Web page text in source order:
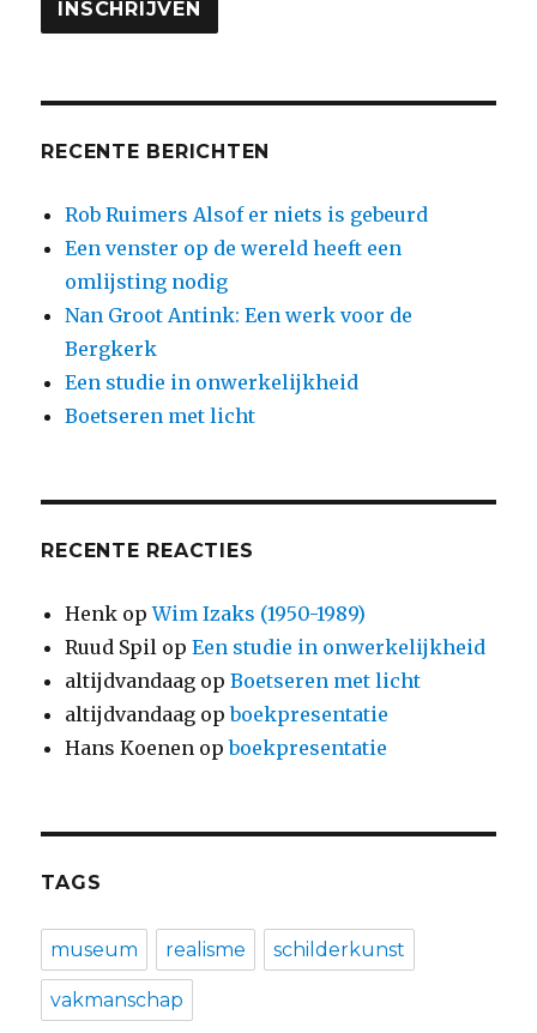
RECENTE BERICHTEN
Rob Ruimers Alsof er niets is gebeurd
Een venster op de wereld heeft een
omlijsting nodig
Nan Groot Antink: Een werk voor de
Bergkerk
Een studie in onwerkelijkheid
Boetseren met licht
RECENTE REACTIES
Henk opWim Izaks (1950-1989)
Ruud Spil opEen studie in onwerkelijkheid
altijdvandaag opBoetseren met licht
altijdvandaag opboekpresentatie
Hans Koenen opboekpresentatie
TAGS
museum realisme schilderkunst
vakmanschap